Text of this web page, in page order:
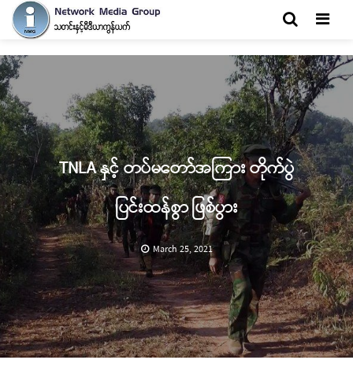
TNLA နှင့် တပ်မတော်အကြား တိုက်ပွဲ
ပြင်းထန်စွာ ဖြစ်ပွား
March 25, 2021